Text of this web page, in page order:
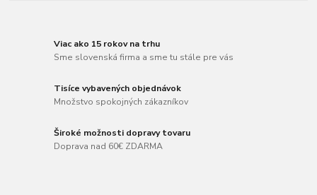
Viac ako 15 rokov na trhu
Sme slovenská firma a sme tu stále pre vás
Tisíce vybavených objednávok
Množstvo spokojných zákazníkov
Široké možnosti dopravy tovaru
Doprava nad 60€ ZDARMA